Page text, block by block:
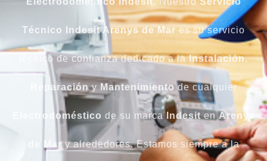
Técnico Indesit Arenys de Mares su servicio
técnico de confianza dedicado a laInstalación,
ReparaciónyMantenimientode cualquier
Electrodoméstico de su marcaIndesitenArenys
de Mary alrededores. Estamos siempre a la